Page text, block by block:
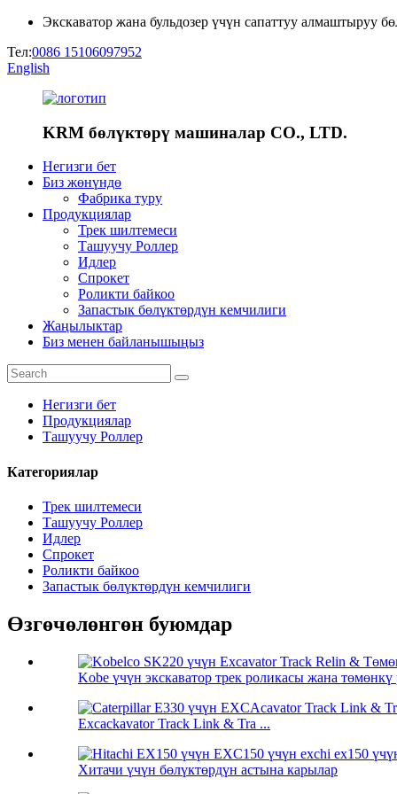
Экскаватор жана бульдозер үчүн сапаттуу алмаштыруу
Тел:0086 15106097952
English
KRM бөлүктөрү машиналар CO., LTD.
Негизги бет
Биз жөнүндө
Фабрика туру
Продукциялар
Трек шилтемеси
Ташуучу Роллер
Идлер
Спрокет
Роликти байкоо
Запастык бөлүктөрдүн кемчилиги
Жаңылыктар
Биз менен байланышыңыз
Негизги бет
Продукциялар
Ташуучу Роллер
Категориялар
Трек шилтемеси
Ташуучу Роллер
Идлер
Спрокет
Роликти байкоо
Запастык бөлүктөрдүн кемчилиги
Өзгөчөлөнгөн буюмдар
Kobe үчүн экскаватор трек роликасы жана төмөнкү
Excackavator Track Link & Tra ...
Хитачи үчүн бөлүктөрдүн астына карылар